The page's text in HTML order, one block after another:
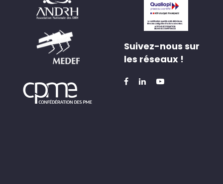
Suivez-nous sur
les réseaux !